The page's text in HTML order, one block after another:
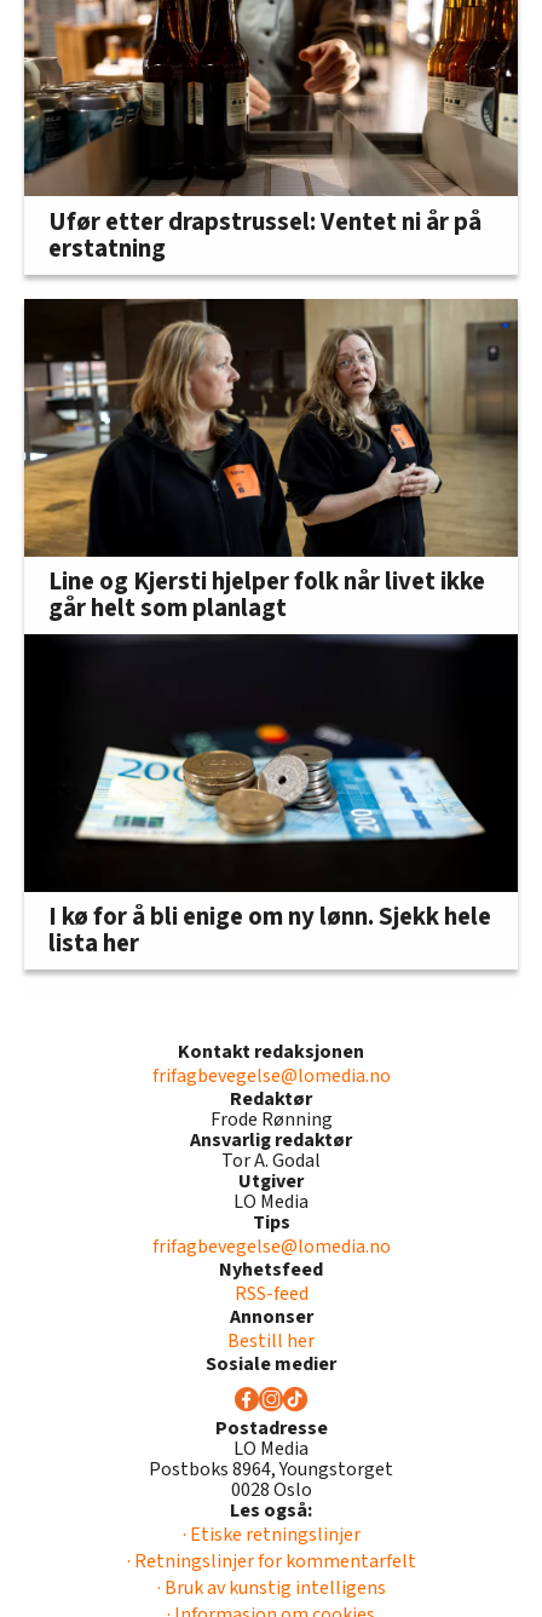
Ufør etter drapstrussel: Ventet ni år på
erstatning
Line og Kjersti hjelper folk når livet ikke
går helt som planlagt
I kø for å bli enige om ny lønn. Sjekk hele
lista her
Kontakt redaksjonen
frifagbevegelse@lomedia.no
Redaktør
Frode Rønning
Ansvarlig redaktør
Tor A. Godal
Utgiver
LO Media
Tips
frifagbevegelse@lomedia.no
Nyhetsfeed
RSS-feed
Annonser
Bestill her
Sosiale medier
Postadresse
LO Media
Postboks 8964, Youngstorget
0028 Oslo
Les også:
· Etiske retningslinjer
· Retningslinjer for kommentarfelt
· Bruk av kunstig intelligens